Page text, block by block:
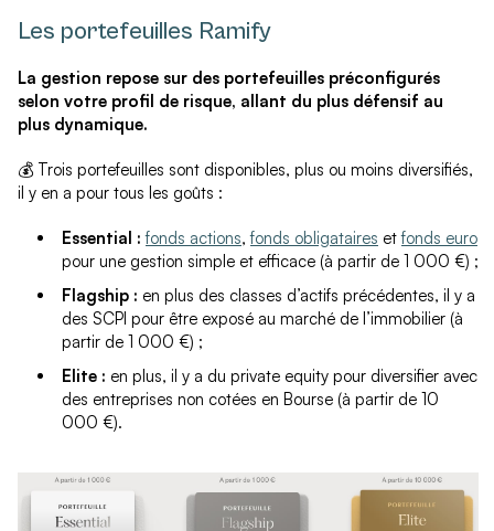
Les portefeuilles Ramify
La gestion repose sur des portefeuilles préconfigurés
selon votre profil de risque, allant du plus défensif au
plus dynamique.
💰 Trois portefeuilles sont disponibles, plus ou moins diversifiés,
il y en a pour tous les goûts :
Essential : fonds actions,fonds obligataires etfonds euro
pour une gestion simple et efficace (à partir de 1 000 €) ;
Flagship : en plus des classes d’actifs précédentes, il y a
des SCPI pour être exposé au marché de l’immobilier (à
partir de 1 000 €) ;
Elite : en plus, il y a du private equity pour diversifier avec
des entreprises non cotées en Bourse (à partir de 10
000 €).